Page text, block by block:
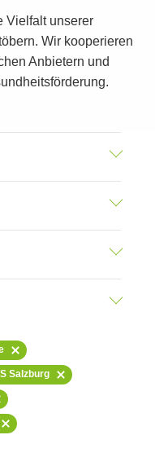
Vielfalt unserer
Wir kooperieren
Anbietern und
Salzburg